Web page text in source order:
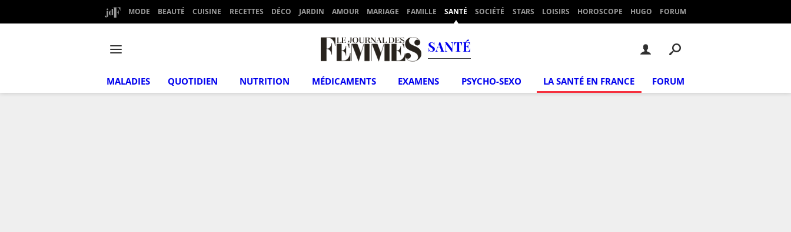
MODE BEAUTÉ CUISINE RECETTES DÉCO JARDIN AMOUR MARIAGE FAMILLE SANTÉ SOCIÉTÉ STARS LOISIRS HOROSCOPE HUGO FORUM
SANTÉ
MALADIES QUOTIDIEN NUTRITION MÉDICAMENTS EXAMENS PSYCHO-SEXO LA SANTÉ EN FRANCE FORUM